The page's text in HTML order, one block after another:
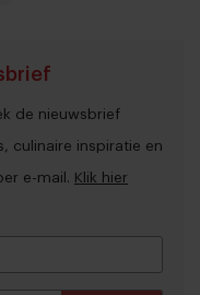
de nieuwsbrief
culinaire inspiratie en
e-mail. Klik hier